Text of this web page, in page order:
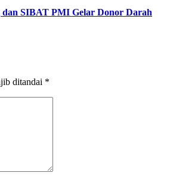
dan SIBAT PMI Gelar Donor Darah
ditandai *